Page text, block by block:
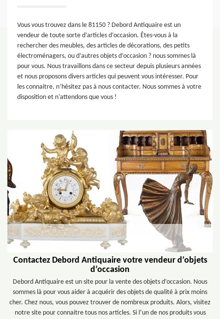
Vous vous trouvez dans le 81150 ? Debord Antiquaire est un
vendeur de toute sorte d’articles d’occasion. Êtes-vous à la
rechercher des meubles, des articles de décorations, des petits
électroménagers, ou d’autres objets d’occasion ? nous sommes là
pour vous. Nous travaillons dans ce secteur depuis plusieurs années
et nous proposons divers articles qui peuvent vous intéresser. Pour
les connaitre, n’hésitez pas à nous contacter. Nous sommes à votre
disposition et n’attendons que vous !
Contactez Debord Antiquaire votre vendeur d’objets
d’occasion
Debord Antiquaire est un site pour la vente des objets d’occasion. Nous
sommes là pour vous aider à acquérir des objets de qualité à prix moins
cher. Chez nous, vous pouvez trouver de nombreux produits. Alors, visitez
notre site pour connaitre tous nos articles. Si l’un de nos produits vous